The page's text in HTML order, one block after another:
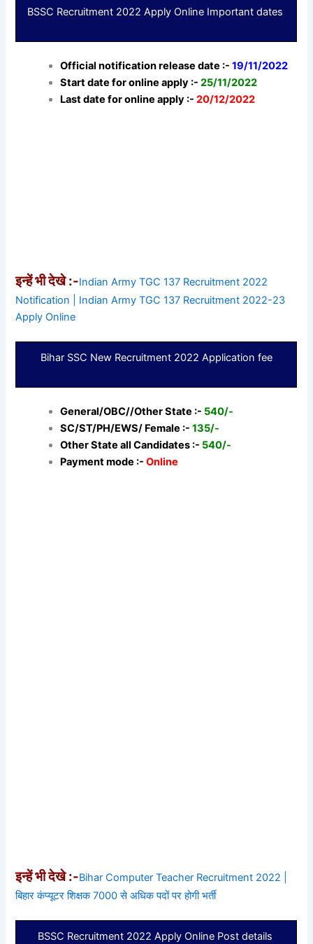
BSSC Recruitment 2022 Apply Online Important dates
Official notification release date :-19/11/2022
Start date for online apply :-25/11/2022
Last date for online apply :-20/12/2022
इन्हें भी देखे :-Indian Army TGC 137 Recruitment 2022
Notification | Indian Army TGC 137 Recruitment 2022-23
Apply Online
Bihar SSC New Recruitment 2022 Application fee
General/OBC//Other State :- 540/-
SC/ST/PH/EWS/ Female :-135/-
Other State all Candidates :- 540/-
Payment mode :-Online
इन्हें भी देखे :-Bihar Computer Teacher Recruitment 2022 |
बिहार कंप्यूटर शिक्षक 7000 से अधिक पदों पर होगी भर्ती
BSSC Recruitment 2022 Apply Online Post details